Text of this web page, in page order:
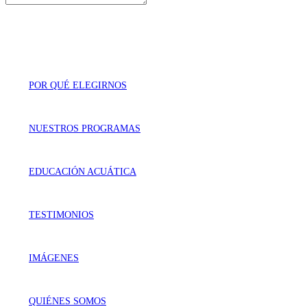
POR QUÉ ELEGIRNOS
NUESTROS PROGRAMAS
EDUCACIÓN ACUÁTICA
TESTIMONIOS
IMÁGENES
QUIÉNES SOMOS